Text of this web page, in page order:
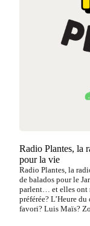
Radio Plantes, la
pour la vie
Radio Plantes, la
de balados pour le
parlent… et elles ont
préférée? L’Heure
favori? Luis Maïs?